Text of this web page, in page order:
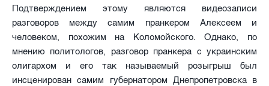
Подтверждением этому являются видеозаписи
разговоров между самим пранкером Алексеем и
человеком, похожим на Коломойского. Однако, по
мнению политологов, разговор пранкера с украинским
олигархом и его так называемый розыгрыш был
инсценирован самим губернатором Днепропетровска в